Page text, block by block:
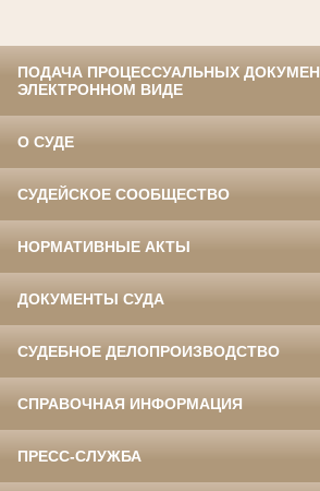
ПОДАЧА ПРОЦЕССУАЛЬНЫХ
ЭЛЕКТРОННОМ ВИДЕ
О СУДЕ
СУДЕЙСКОЕ СООБЩЕСТВО
НОРМАТИВНЫЕ АКТЫ
ДОКУМЕНТЫ СУДА
СУДЕБНОЕ ДЕЛОПРОИЗВОДСТВО
СПРАВОЧНАЯ ИНФОРМАЦИЯ
ПРЕСС-СЛУЖБА